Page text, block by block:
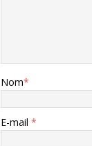
Nom*
E-mail *